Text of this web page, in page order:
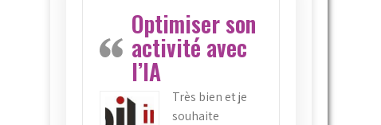
Optimiser son
activité avec
l’IA
Très bien et je
souhaite